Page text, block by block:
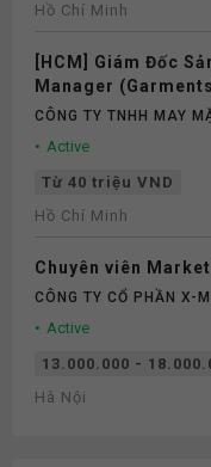
Hồ Chí Minh
[HCM] Giám Đốc
Manager
CÔNG TY TNHH MAY
Active
Từ 40 triệu VND
Hồ Chí Minh
Chuyên viên
CÔNG TY CỔ PHẦN X-
Active
13.000.000 -
Hà Nội